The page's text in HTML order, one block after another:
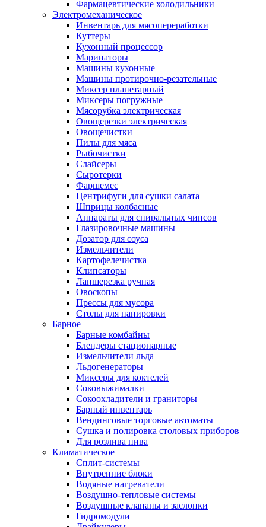
Фармацевтические холодильники
Электромеханическое
Инвентарь для мясопереработки
Куттеры
Кухонный процессор
Маринаторы
Машины кухонные
Машины протирочно-резательные
Миксер планетарный
Миксеры погружные
Мясорубка электрическая
Овощерезки электрическая
Овощечистки
Пилы для мяса
Рыбочистки
Слайсеры
Сыротерки
Фаршемес
Центрифуги для сушки салата
Шприцы колбасные
Аппараты для спиральных чипсов
Глазировочные машины
Дозатор для соуса
Измельчители
Картофелечистка
Клипсаторы
Лапшерезка ручная
Овоскопы
Прессы для мусора
Столы для панировки
Барное
Барные комбайны
Блендеры стационарные
Измельчители льда
Льдогенераторы
Миксеры для коктелей
Соковыжималки
Сокоохладители и граниторы
Барный инвентарь
Вендинговые торговые автоматы
Сушка и полировка столовых приборов
Для розлива пива
Климатическое
Сплит-системы
Внутренние блоки
Водяные нагреватели
Воздушно-тепловые системы
Воздушные клапаны и заслонки
Гидромодули